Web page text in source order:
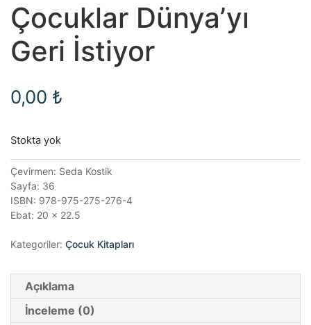
Çocuklar Dünya’yı
Geri İstiyor
0,00 ₺
Stokta yok
Çevirmen: Seda Kostik
Sayfa: 36
ISBN: 978-975-275-276-4
Ebat: 20 x 22.5
Kategoriler: Çocuk Kitapları
Açıklama
İnceleme (0)